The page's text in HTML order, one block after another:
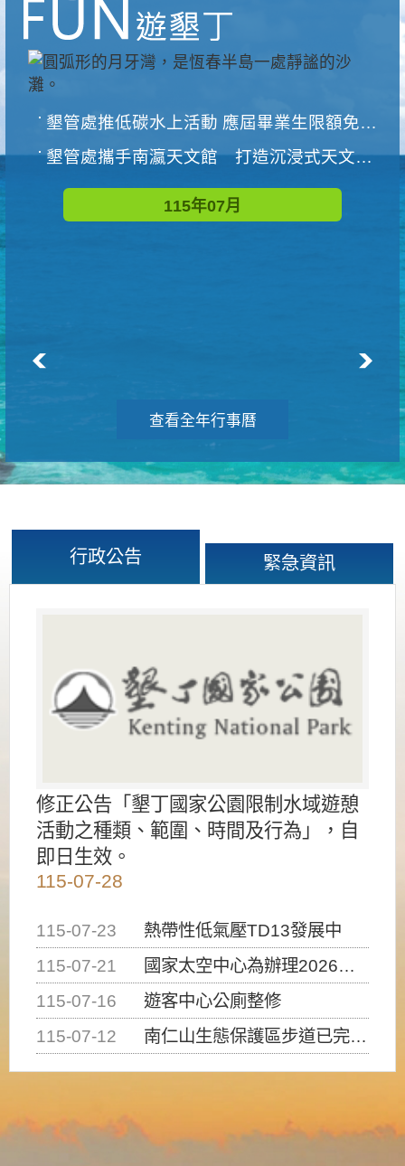
墾管處推低碳水上活動 應屆畢業生限額免費參加
墾管處攜手南瀛天文館 打造沉浸式天文探索營隊
115年07月
查看全年行事曆
行政公告 緊急資訊
修正公告「墾丁國家公園限制水域遊憩
活動之種類、範圍、時間及行為」，自
即日生效。
115-07-28
115-07-23
熱帶性低氣壓TD13發展中
115-07-21
國家太空中心為辦理2026台灣盃火箭競賽，陸、海、空域警戒及協調相關事宜，因颱風備案事宜
115-07-16
遊客中心公廁整修
115-07-12
南仁山生態保護區步道已完成修復，自115年7月13日（星期一）起恢復開放入園，歡迎民眾依規定申請入園....